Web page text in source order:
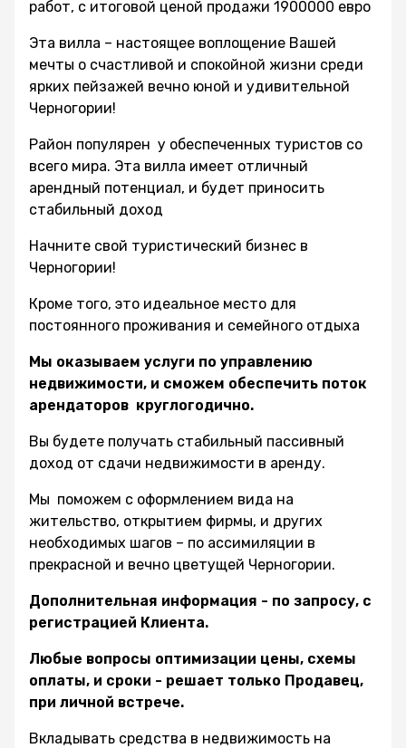
работ, с итоговой ценой продажи 1900000 евро
Эта вилла – настоящее воплощение Вашей
мечты о счастливой и спокойной жизни среди
ярких пейзажей вечно юной и удивительной
Черногории!
Район популярен у обеспеченных туристов со
всего мира. Эта вилла имеет отличный
арендный потенциал, и будет приносить
стабильный доход
Начните свой туристический бизнес в
Черногории!
Кроме того, это идеальное место для
постоянного проживания и семейного отдыха
Мы оказываем услуги по управлению
недвижимости, и сможем обеспечить поток
арендаторов круглогодично.
Вы будете получать стабильный пассивный
доход от сдачи недвижимости в аренду.
Мы поможем с оформлением вида на
жительство, открытием фирмы, и других
необходимых шагов – по ассимиляции в
прекрасной и вечно цветущей Черногории.
Дополнительная информация - по запросу, с
регистрацией Клиента.
Любые вопросы оптимизации цены, схемы
оплаты, и сроки - решает только Продавец,
при личной встрече.
Вкладывать средства в недвижимость на